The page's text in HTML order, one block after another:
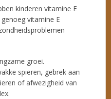
kinderen vitamine E
vitamine E
groei.
spieren, gebrek aan
of afwezigheid van